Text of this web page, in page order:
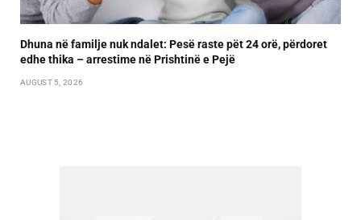
Dhuna në familje nuk ndalet: Pesë raste pët 24 orë, përdoret
edhe thika – arrestime në Prishtinë e Pejë
AUGUST 5, 2026